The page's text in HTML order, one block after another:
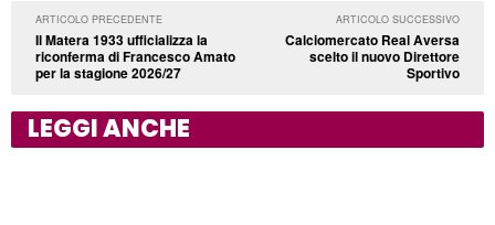
ARTICOLO PRECEDENTE
Il Matera 1933 ufficializza la
riconferma di Francesco Amato
per la stagione 2026/27
ARTICOLO SUCCESSIVO
Calciomercato Real Aversa
scelto il nuovo Direttore
Sportivo
LEGGI ANCHE